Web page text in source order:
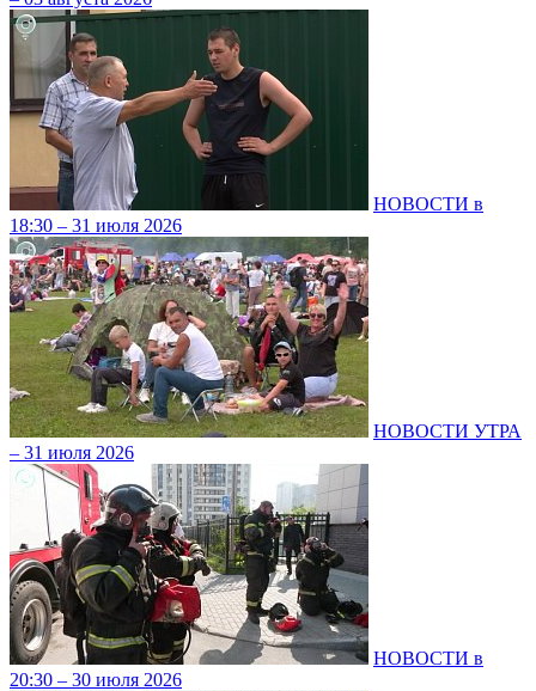
НОВОСТИ в
18:30 – 31 июля 2026
НОВОСТИ УТРА
– 31 июля 2026
НОВОСТИ в
20:30 – 30 июля 2026